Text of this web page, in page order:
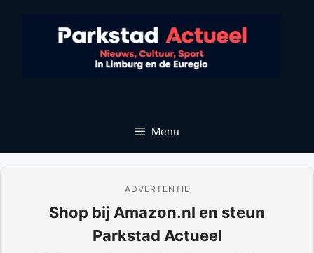
Menu
ADVERTENTIE
Shop bij Amazon.nl en steun
Parkstad Actueel